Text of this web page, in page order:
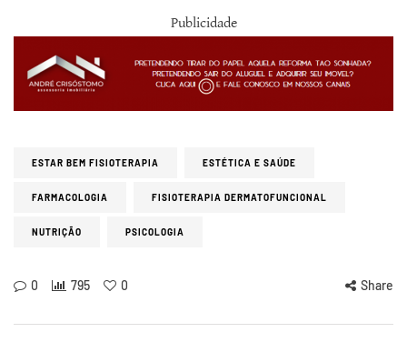
Publicidade
ESTAR BEM FISIOTERAPIA ESTÉTICA E SAÚDE
FARMACOLOGIA FISIOTERAPIA DERMATOFUNCIONAL
NUTRIÇÃO PSICOLOGIA
0 795 0 Share